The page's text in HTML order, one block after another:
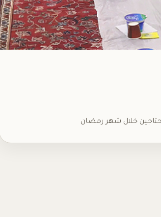
خلال شهر رمضان